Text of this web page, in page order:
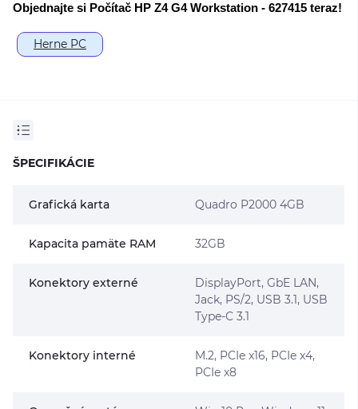
Objednajte si Počítač HP Z4 G4 Workstation - 627415 teraz!
Herne PC
ŠPECIFIKÁCIE
Grafická karta Quadro P2000 4GB
Kapacita pamäte RAM 32GB
Konektory externé
DisplayPort, GbE LAN,
Jack, PS/2, USB 3.1, USB
Type-C 3.1
Konektory interné
M.2, PCIe x16, PCIe x4,
PCIe x8